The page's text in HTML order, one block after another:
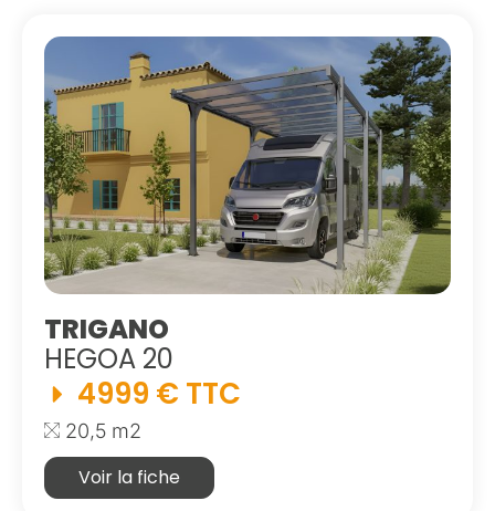
TRIGANO
HEGOA 20
4999 € TTC
20,5 m2
Voir la fiche